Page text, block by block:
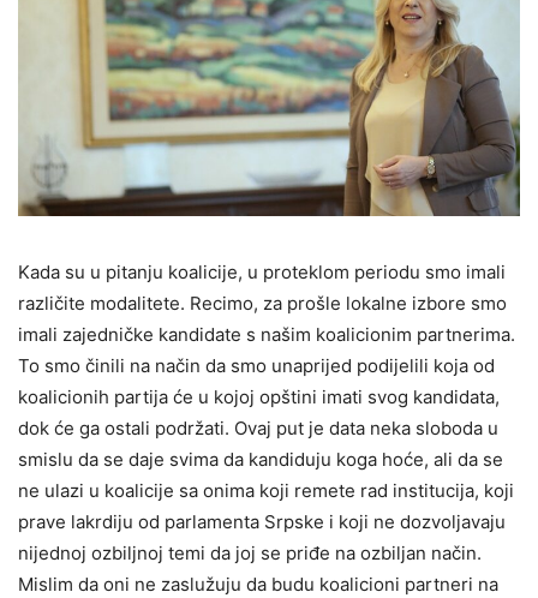
Kada su u pitanju koalicije, u proteklom periodu smo imali
različite modalitete. Recimo, za prošle lokalne izbore smo
imali zajedničke kandidate s našim koalicionim partnerima.
To smo činili na način da smo unaprijed podijelili koja od
koalicionih partija će u kojoj opštini imati svog kandidata,
dok će ga ostali podržati. Ovaj put je data neka sloboda u
smislu da se daje svima da kandiduju koga hoće, ali da se
ne ulazi u koalicije sa onima koji remete rad institucija, koji
prave lakrdiju od parlamenta Srpske i koji ne dozvoljavaju
nijednoj ozbiljnoj temi da joj se priđe na ozbiljan način.
Mislim da oni ne zaslužuju da budu koalicioni partneri na